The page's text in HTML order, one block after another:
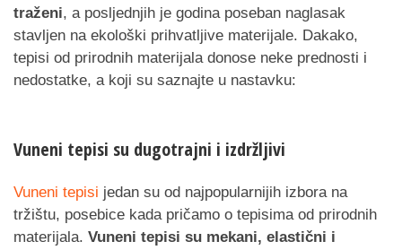
traženi, a posljednjih je godina poseban naglasak
stavljen na ekološki prihvatljive materijale. Dakako,
tepisi od prirodnih materijala donose neke prednosti i
nedostatke, a koji su saznajte u nastavku:
Vuneni tepisi su dugotrajni i izdržljivi
Vuneni tepisi jedan su od najpopularnijih izbora na
tržištu, posebice kada pričamo o tepisima od prirodnih
materijala. Vuneni tepisi su mekani, elastični i